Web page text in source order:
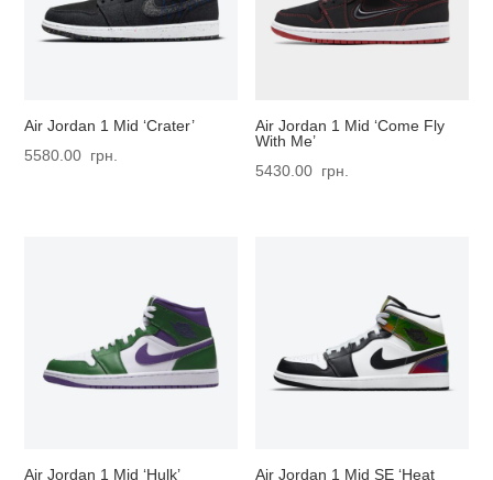
Air Jordan 1 Mid ‘Crater’
5580.00 грн.
Air Jordan 1 Mid ‘Come Fly
With Me’
5430.00 грн.
Air Jordan 1 Mid ‘Hulk’
Air Jordan 1 Mid SE ‘Heat